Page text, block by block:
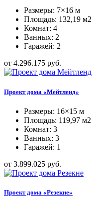
Размеры: 7×16 м
Площадь: 132,19 м2
Комнат: 4
Ванных: 2
Гаражей: 2
от 4.296.175 руб.
Проект дома «Мейтленд»
Размеры: 16×15 м
Площадь: 119,97 м2
Комнат: 3
Ванных: 3
Гаражей: 1
от 3.899.025 руб.
Проект дома «Резекне»